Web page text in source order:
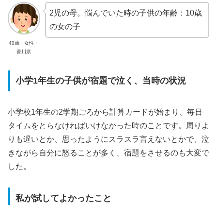
40歳・女性・
香川県
2児の母。悩んでいた時の子供の年齢：10歳
の女の子
小学1年生の子供が宿題で泣く、当時の状況
小学校1年生の2学期ごろから計算カードが始まり、毎日
タイムをとらなければいけなかった時のことです。周りよ
りも遅いとか、思ったようにスラスラ言えないとかで、泣
きながら自分に怒ることが多く、宿題をさせるのも大変で
した。
私が試してよかったこと